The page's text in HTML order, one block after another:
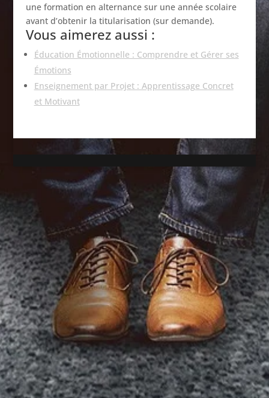
une formation en alternance sur une année scolaire
avant d’obtenir la titularisation (sur demande).
Vous aimerez aussi :
Éducation Émotionnelle : Comprendre et Gérer ses
Émotions
Enseignement par Projet : Apprentissage Concret
et Motivant